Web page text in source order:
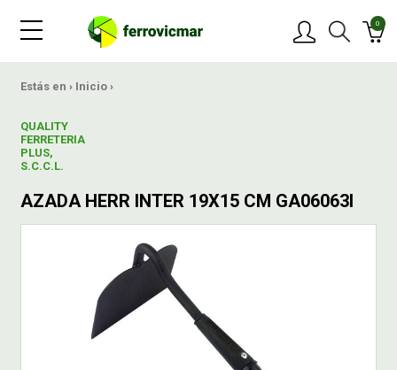
0
Estás en › Inicio ›
QUALITY
FERRETERIA
PLUS,
S.C.C.L.
AZADA HERR INTER 19X15 CM GA06063I
OFERTAS
NOVEDADES
BLOG
CONTACTAR